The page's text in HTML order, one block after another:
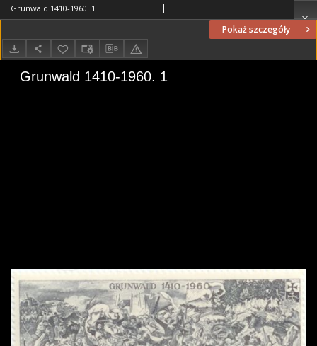
Pokaż szczegóły
Grunwald 1410-1960. 1